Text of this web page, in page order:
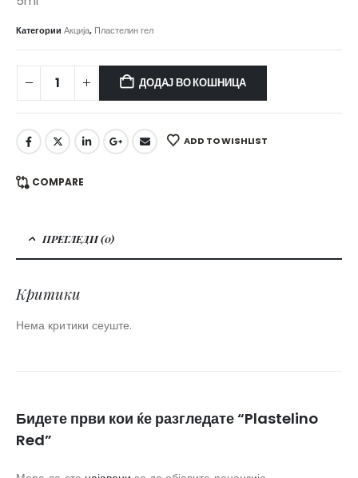
Категории Акција, Пластелин гел
ДОДАЈ ВО КОШНИЦА
ADD TO WISHLIST
COMPARE
ПРЕГЛЕДИ (0)
Критики
Нема критики сеуште.
Бидете први кои ќе разгледате “Plastelino
Red”